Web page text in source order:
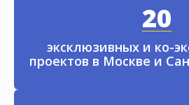
20
эксклюзивных и ко-
проектов в Москве и